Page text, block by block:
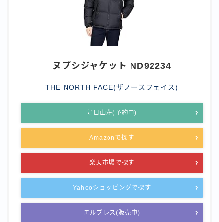
ヌプシジャケット ND92234
THE NORTH FACE(ザノースフェイス)
好日山荘(予約中)
Amazonで探す
楽天市場で探す
Yahooショッピングで探す
エルブレス(販売中)